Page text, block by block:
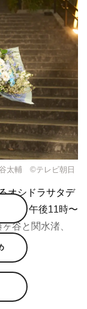
谷太輔 ©テレビ朝日
オシドラサタデ
日系 午後11時〜
谷と関水渚、
ハマる男に蹴り
した本作は、人
紘一（藤ヶ谷太